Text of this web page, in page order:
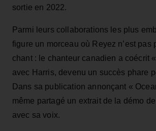
sortie en 2022.
Parmi leurs collaborations les plus
figure un morceau où Reyez n’est pas
chant : le chanteur canadien a coécrit
avec Harris, devenu un succès phare
Dans sa publication annonçant «
même partagé un extrait de la démo
avec sa voix.